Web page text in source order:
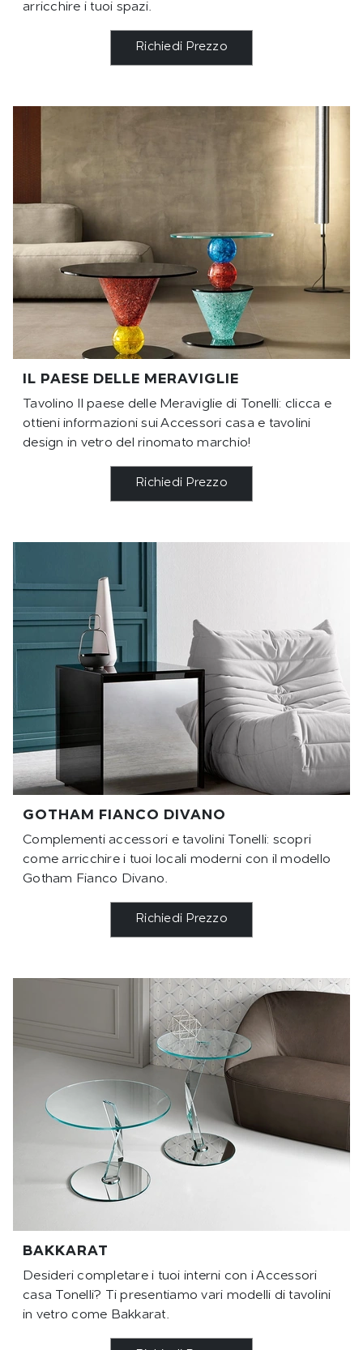
arricchire i tuoi spazi.
Richiedi Prezzo
IL PAESE DELLE MERAVIGLIE
Tavolino Il paese delle Meraviglie di Tonelli: clicca e
ottieni informazioni sui Accessori casa e tavolini
design in vetro del rinomato marchio!
Richiedi Prezzo
GOTHAM FIANCO DIVANO
Complementi accessori e tavolini Tonelli: scopri
come arricchire i tuoi locali moderni con il modello
Gotham Fianco Divano.
Richiedi Prezzo
BAKKARAT
Desideri completare i tuoi interni con i Accessori
casa Tonelli? Ti presentiamo vari modelli di tavolini
in vetro come Bakkarat.